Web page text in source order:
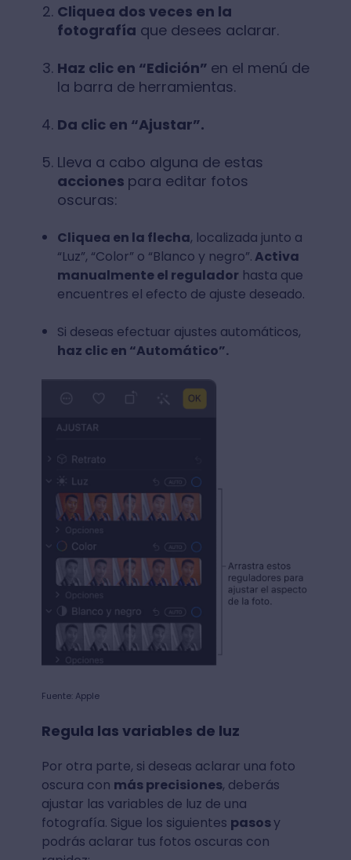
Cliquea dos veces en la
fotografía que desees aclarar.
Haz clic en “Edición” en el menú de
la barra de herramientas.
Da clic en “Ajustar”.
Lleva a cabo alguna de estas
acciones para editar fotos
oscuras:
Cliquea en la flecha, localizada junto a
“Luz”, “Color” o “Blanco y negro”.Activa
manualmente el regulador hasta que
encuentres el efecto de ajuste deseado.
Si deseas efectuar ajustes automáticos,
haz clic en “Automático”.
Fuente: Apple
Regula las variables de luz
Por otra parte, si deseas aclarar una foto
oscura con más precisiones, deberás
ajustar las variables de luz de una
fotografía. Sigue los siguientes pasosy
podrás aclarar tus fotos oscuras con